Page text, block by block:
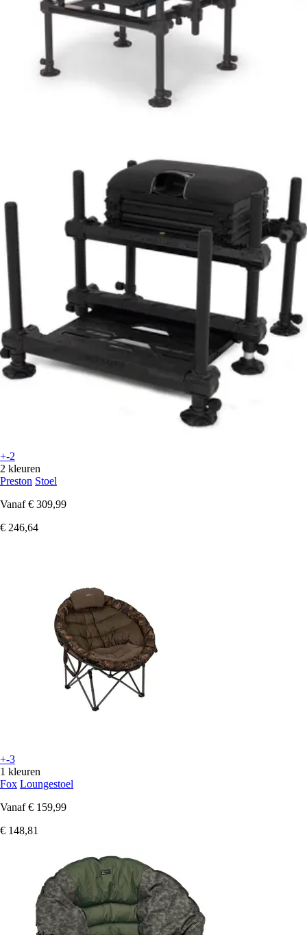
+-2
2 kleuren
Preston Stoel
Vanaf € 309,99
€ 246,64
+-3
1 kleuren
Fox Loungestoel
Vanaf € 159,99
€ 148,81